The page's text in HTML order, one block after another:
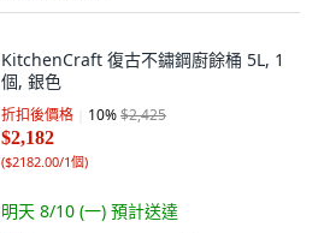
KitchenCraft 復古不鏽鋼廚餘桶 5L, 1
個, 銀色
折扣後價格 10%$2,425
$2,182
($2182.00/1個)
明天 8/10 (一) 預計送達